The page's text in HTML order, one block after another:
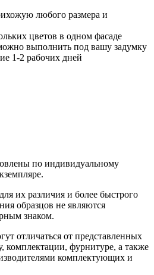
любого размера и
цветов в одном фасаде
выполнить под вашу задумку
1-2 рабочих дней
по индивидуальному
их различия и более быстрого
образцов не являются
знаком.
отличаться от представленных
комплектации, фурнитуре, а также
комплектующих и